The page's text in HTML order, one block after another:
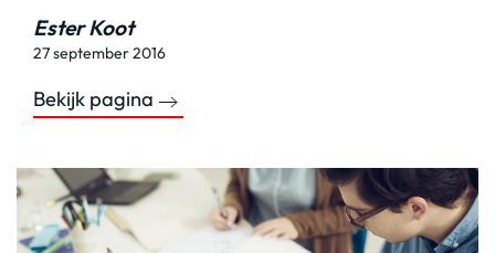
Ester Koot
27 september 2016
Bekijk pagina